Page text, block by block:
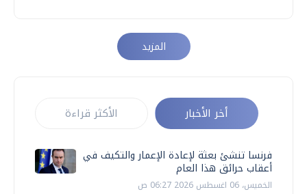
المزيد
أخر الأخبار الأكثر قراءة
فرنسا تنشئ بعثة لإعادة الإعمار والتكيف في
أعقاب حرائق هذا العام
الخميس، 06 اغسطس 2026 06:27 ص